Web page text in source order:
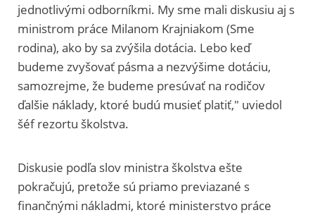
jednotlivými odborníkmi. My sme mali diskusiu aj s
ministrom práce Milanom Krajniakom (Sme
rodina), ako by sa zvýšila dotácia. Lebo keď
budeme zvyšovať pásma a nezvýšime dotáciu,
samozrejme, že budeme presúvať na rodičov
ďalšie náklady, ktoré budú musieť platiť," uviedol
šéf rezortu školstva.
Diskusie podľa slov ministra školstva ešte
pokračujú, pretože sú priamo previazané s
finančnými nákladmi, ktoré ministerstvo práce